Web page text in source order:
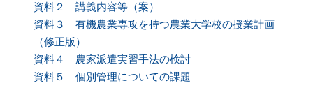
資料２ 講義内容等（案）
資料３ 有機農業専攻を持つ農業大学校の授業計画
（修正版）
資料４ 農家派遣実習手法の検討
資料５ 個別管理についての課題